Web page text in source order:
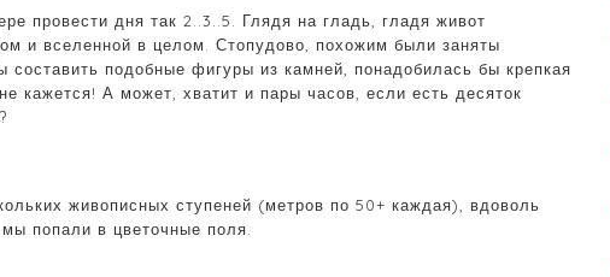
провести дня так 2..3..5. Глядя на гладь, гладя живот
и вселенной в целом. Стопудово, похожим были заняты
составить подобные фигуры из камней, понадобилась бы крепкая
кажется! А может, хватит и пары часов, если есть десяток
живописных ступеней (метров по 50+ каждая), вдоволь
попали в цветочные поля.